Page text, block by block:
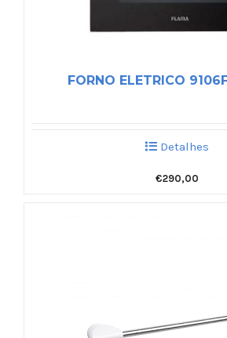
FORNO ELETRICO
Detalhes
€290,00